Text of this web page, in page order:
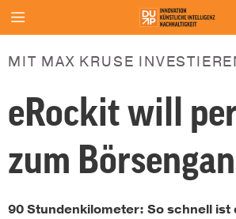
MIT MAX KRUSE
eRockit will
zum
90 Stundenkilometer: So schnell ist